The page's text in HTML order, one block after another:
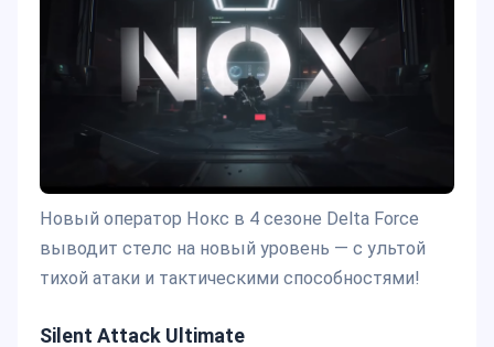
Новый оператор Нокс в 4 сезоне Delta Force
выводит стелс на новый уровень — с ультой
тихой атаки и тактическими способностями!
Silent Attack Ultimate